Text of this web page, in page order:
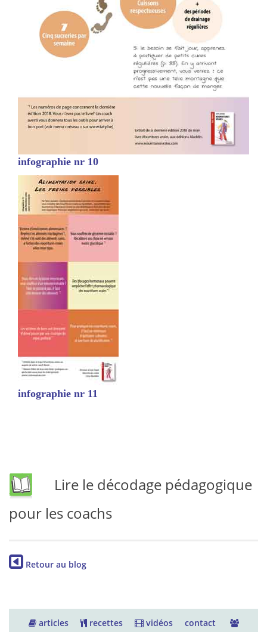
infographie nr 10
infographie nr 11
Lire le décodage pédagogique
pour les coachs
Retour au blog
articles recettes vidéos contact